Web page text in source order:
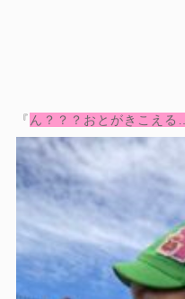
『 ん？？？おとがきこえる…